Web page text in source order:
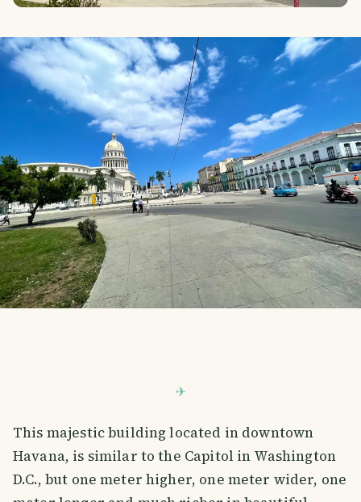
This majestic building located in downtown
Havana, is similar to the Capitol in Washington
D.C., but one meter higher, one meter wider, one